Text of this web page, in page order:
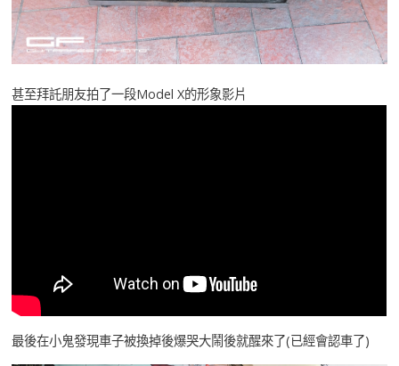
甚至拜託朋友拍了一段Model X的形象影片
最後在小鬼發現車子被換掉後爆哭大鬧後就醒來了(已經會認車了)